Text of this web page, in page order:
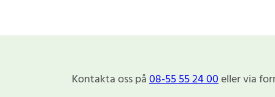
Kontakta oss på08-55 55 24 00eller via